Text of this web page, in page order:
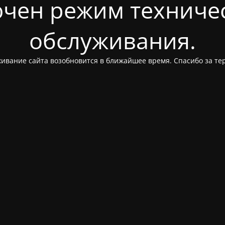
режим
обслуживания.
сайта возобновится в ближайшее время. Спасибо за